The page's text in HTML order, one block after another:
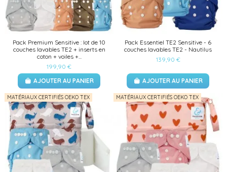
Pack Premium Sensitive : lot de 10
couches lavables TE2 + inserts en
coton + voiles +...
199,90 €
AJOUTER AU PANIER
Pack Essentiel TE2 Sensitive - 6
couches lavables TE2 - Nautilus
139,90 €
AJOUTER AU PANIER
MATÉRIAUX CERTIFIÉS OEKO TEX MATÉRIAUX CERTIFIÉS OEKO TEX